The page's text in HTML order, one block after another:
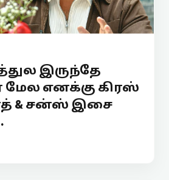
இருந்தே
மேல எனக்கு கிரஸ்
& சன்ஸ் இசை